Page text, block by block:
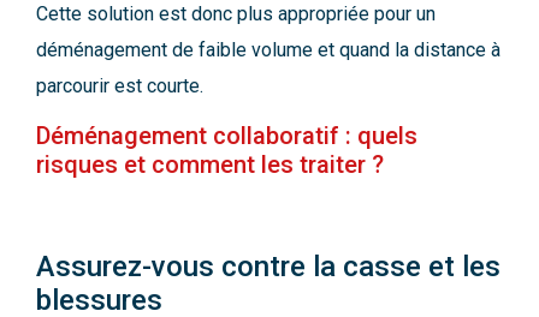
Cette solution est donc plus appropriée pour un
déménagement de faible volume et quand la distance à
parcourir est courte.
Déménagement collaboratif : quels
risques et comment les traiter ?
Assurez-vous contre la casse et les
blessures